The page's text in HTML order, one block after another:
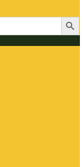
Botón de